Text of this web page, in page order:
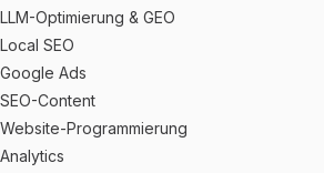
LLM-Optimierung & GEO
Local SEO
Google Ads
SEO-Content
Website-Programmierung
Analytics